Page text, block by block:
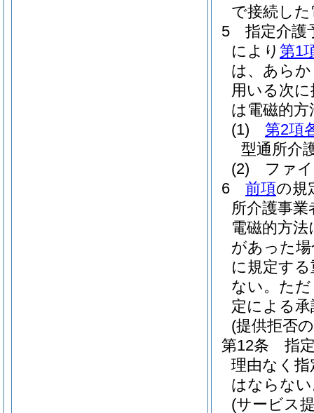
で接続し
5
指定介護
により 第1
は、あら
用いる次
は電磁的
(1)
第2項
型通所介
(2)
ファ
6
前項の規
所介護事
電磁的方
があった
に規定す
ない。 た
定による
(提供拒否
第12条
指
理由なく指
はならな
(サービス